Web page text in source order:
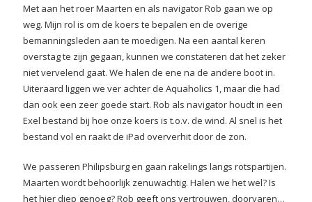
Met aan het roer Maarten en als navigator Rob gaan we op
weg. Mijn rol is om de koers te bepalen en de overige
bemanningsleden aan te moedigen. Na een aantal keren
overstag te zijn gegaan, kunnen we constateren dat het zeker
niet vervelend gaat. We halen de ene na de andere boot in.
Uiteraard liggen we ver achter de Aquaholics 1, maar die had
dan ook een zeer goede start. Rob als navigator houdt in een
Exel bestand bij hoe onze koers is t.o.v. de wind. Al snel is het
bestand vol en raakt de iPad oververhit door de zon.
We passeren Philipsburg en gaan rakelings langs rotspartijen.
Maarten wordt behoorlijk zenuwachtig. Halen we het wel? Is
het hier diep genoeg? Rob geeft ons vertrouwen, doorvaren…